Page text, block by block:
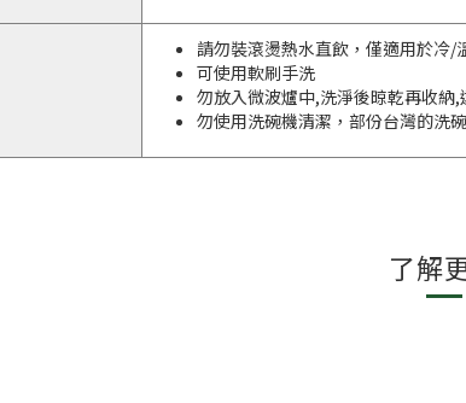
請勿裝滾燙熱水直飲，僅適用於冷/
可使用軟刷手洗
勿放入微波爐中,洗淨後晾乾再收納,
勿使用洗碗機清潔，部份台灣的洗
了解